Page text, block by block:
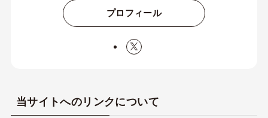
プロフィール
当サイトへのリンクについて